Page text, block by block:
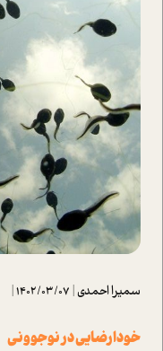
سمیرا احمدی|
1402/03/07
|
خودارضایی در نوجوونی